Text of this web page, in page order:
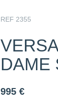
REF 2355
DAME
995 €